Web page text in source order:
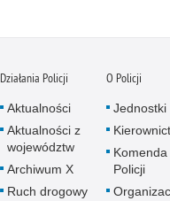
Działania Policji
Aktualności
Aktualności z
województw
Archiwum X
Ruch drogowy
O Policji
Jednostki
Komenda
Policji